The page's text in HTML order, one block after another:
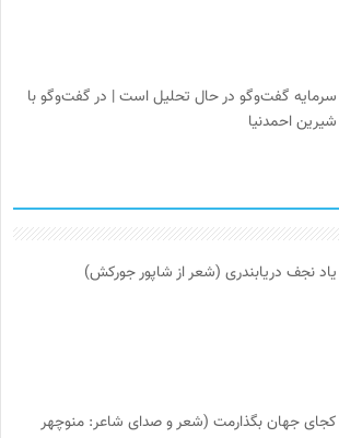
سرمایه گفت‌وگو در حال تحلیل است | در گفت‌وگو با
شیرین احمدنیا
یاد نجف دریابندری (شعر از شاپور جورکش)
کجای جهان بگذارمت (شعر و صدای شاعر: منوچهر